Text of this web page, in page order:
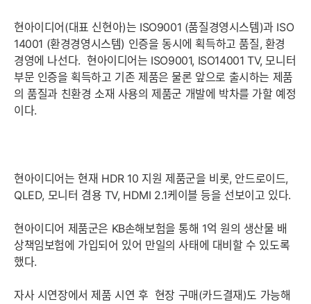
현아이디어(대표 신현아)는 ISO9001 (품질경영시스템)과 ISO
14001 (환경경영시스템) 인증을 동시에 획득하고 품질, 환경
경영에 나선다. 현아이디어는 ISO9001, ISO14001 TV, 모니터
부문 인증을 획득하고 기존 제품은 물론 앞으로 출시하는 제품
의 품질과 친환경 소재 사용의 제품군 개발에 박차를 가할 예정
이다.
현아이디어는 현재 HDR 10 지원 제품군을 비롯, 안드로이드,
QLED, 모니터 겸용 TV, HDMI 2.1케이블 등을 선보이고 있다.
현아이디어 제품군은 KB손해보험을 통해 1억 원의 생산물 배
상책임보험에 가입되어 있어 만일의 사태에 대비할 수 있도록
했다.
자사 시연장에서 제품 시연 후 현장 구매(카드결재)도 가능해